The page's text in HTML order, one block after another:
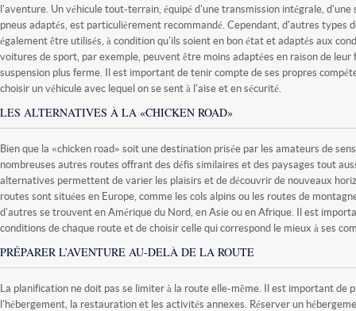
l'aventure. Un véhicule tout-terrain, équipé d'une transmission intégrale, d'une
pneus adaptés, est particulièrement recommandé. Cependant, d'autres types
également être utilisés, à condition qu'ils soient en bon état et adaptés aux
voitures de sport, par exemple, peuvent être moins adaptées en raison de leur
suspension plus ferme. Il est important de tenir compte de ses propres
choisir un véhicule avec lequel on se sent à l'aise et en sécurité.
LES ALTERNATIVES À LA «CHICKEN ROAD»
Bien que la «chicken road» soit une destination prisée par les amateurs de
nombreuses autres routes offrant des défis similaires et des paysages tout
alternatives permettent de varier les plaisirs et de découvrir de nouveaux
routes sont situées en Europe, comme les cols alpins ou les routes de
d'autres se trouvent en Amérique du Nord, en Asie ou en Afrique. Il est
conditions de chaque route et de choisir celle qui correspond le mieux à ses
PRÉPARER L’AVENTURE AU-DELÀ DE LA ROUTE
La planification ne doit pas se limiter à la route elle-même. Il est important de
l'hébergement, la restauration et les activités annexes. Réserver un